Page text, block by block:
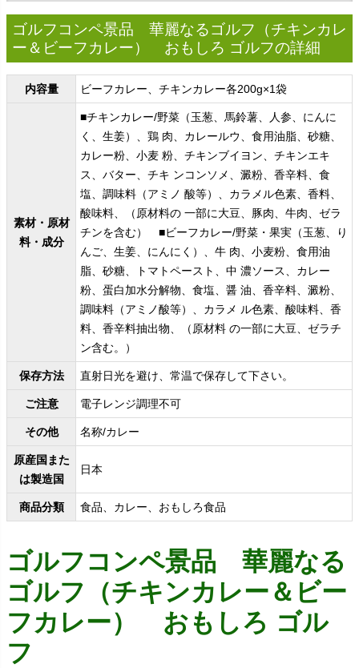
ゴルフコンペ景品 華麗なるゴルフ（チキンカレ
ー＆ビーフカレー） おもしろ ゴルフの詳細
内容量 ビーフカレー、チキンカレー各200g×1袋
素材・原材
料・成分
■チキンカレー/野菜（玉葱、馬鈴薯、人参、にんに
く、生姜）、鶏 肉、カレールウ、食用油脂、砂糖、
カレー粉、小麦 粉、チキンブイヨン、チキンエキ
ス、バター、チキ ンコンソメ、澱粉、香辛料、食
塩、調味料（アミノ 酸等）、カラメル色素、香料、
酸味料、（原材料の 一部に大豆、豚肉、牛肉、ゼラ
チンを含む） ■ビーフカレー/野菜・果実（玉葱、り
んご、生姜、にんにく）、牛 肉、小麦粉、食用油
脂、砂糖、トマトペースト、中 濃ソース、カレー
粉、蛋白加水分解物、食塩、醤 油、香辛料、澱粉、
調味料（アミノ酸等）、カラメ ル色素、酸味料、香
料、香辛料抽出物、（原材料 の一部に大豆、ゼラチ
ン含む。）
保存方法 直射日光を避け、常温で保存して下さい。
ご注意 電子レンジ調理不可
その他 名称/カレー
原産国また
は製造国
日本
商品分類 食品、カレー、おもしろ食品
ゴルフコンペ景品 華麗なる
ゴルフ（チキンカレー＆ビー
フカレー） おもしろ ゴル
フ